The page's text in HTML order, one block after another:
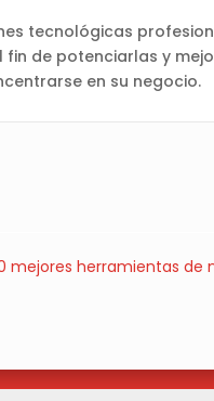
tecnológicas
de potenciarlas y
en su negocio.
mejores herramientas